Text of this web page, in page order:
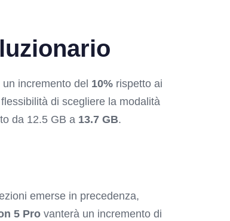
incremento del 10% rispetto ai
di scegliere la modalità
da 12.5 GB a 13.7 GB.
emerse in precedenza,
5 Pro vanterà un incremento di